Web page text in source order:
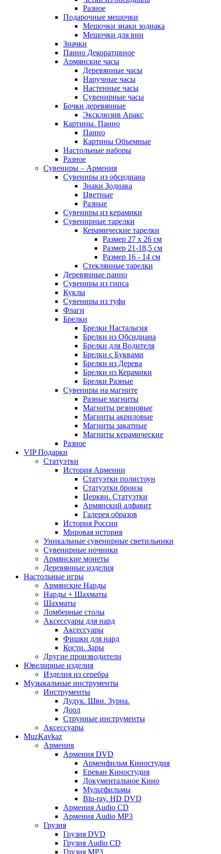
Разное
Подарочные мешочки
Мешочки знаки зодиака
Мешочки для вин
Значки
Панно Декоративное
Армянские часы
Деревянные часы
Наручные часы
Настенные часы
Сувенирные часы
Бочки деревянные
Эксклюзив Аракс
Картины. Панно
Панно
Картины Объемные
Настольные наборы
Разное
Сувениры – Армения
Сувениры из обсидиана
Знаки Зодиака
Цветные
Разные
Сувениры из керамики
Сувенирные тарелки
Керамические тарелки
Размер 27 х 26 см
Размер 21-18,5 см
Размер 16 - 14 см
Стеклянные тарелки
Деревянные панно
Сувениры из гипса
Куклы
Сувениры из туфа
Флаги
Брелки
Брелки Настальгия
Брелки из Обсидиана
Брелки для Водителя
Брелки с Буквами
Брелки из Дерева
Брелки из Керамики
Брелки Разные
Сувениры на магните
Разные магниты
Магниты резиновые
Магниты акриловые
Магниты закатные
Магниты керамические
Разное
VIP Подарки
Статуэтки
История Армении
Статуэтки полистоун
Статуэтки бронза
Церкви. Статуэтки
Армянский алфавит
Галерея образов
История России
Мировая история
Уникальные сувенирные светильники
Сувенирные ночники
Армянские монеты
Деревянные изделия
Настольные игры
Армянские Нарды
Нарды + Шахматы
Шахматы
Ломберные столы
Аксессуары для нард
Аксессуары
Фишки для нард
Кости. Зары
Другие производители
Ювелирные изделия
Изделия из серебра
Музыкальные инструменты
Инструменты
Дудук. Шви. Зурна.
Доол
Струнные инструменты
Аксессуары
MuzKavkaz
Армения
Армения DVD
Арменфильм Киностудия
Ереван Киностудия
Документальное Кино
Мультфильмы
Blu-ray. HD DVD
Армения Audio CD
Армения Audio MP3
Грузия
Грузия DVD
Грузия Audio CD
Грузия MP3